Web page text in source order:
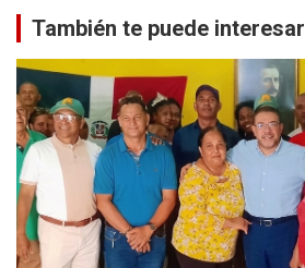
También te puede interesar